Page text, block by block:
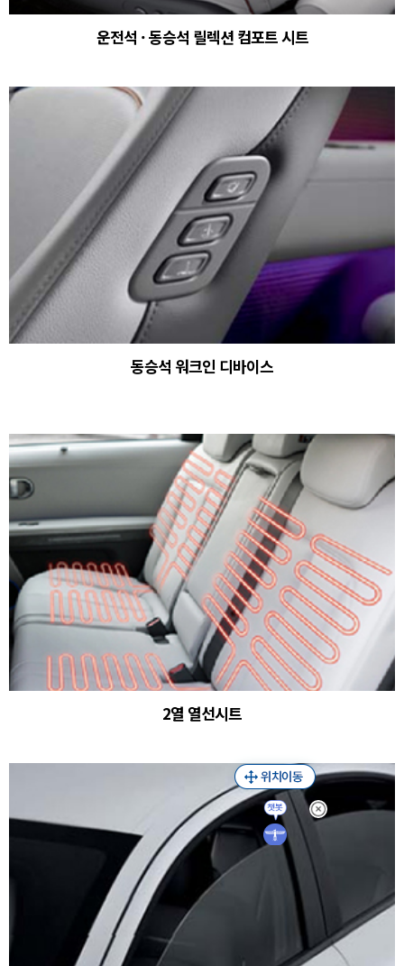
운전석 · 동승석 릴렉션 컴포트 시트
동승석 워크인 디바이스
2열 열선시트